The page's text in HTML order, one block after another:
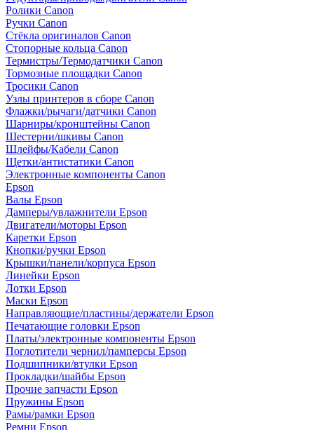
Ролики Canon
Ручки Canon
Стёкла оригиналов Canon
Стопорные кольца Canon
Термистры/Термодатчики Canon
Тормозные площадки Canon
Тросики Canon
Узлы принтеров в сборе Canon
Флажки/рычаги/датчики Canon
Шарниры/кронштейны Canon
Шестерни/шкивы Canon
Шлейфы/Кабели Canon
Щетки/антистатики Canon
Электронные компоненты Canon
Epson
Валы Epson
Дамперы/увлажнители Epson
Двигатели/моторы Epson
Каретки Epson
Кнопки/ручки Epson
Крышки/панели/корпуса Epson
Линейки Epson
Лотки Epson
Маски Epson
Направляющие/пластины/держатели Epson
Печатающие головки Epson
Платы/электронные компоненты Epson
Поглотители чернил/памперсы Epson
Подшипники/втулки Epson
Прокладки/шайбы Epson
Прочие запчасти Epson
Пружины Epson
Рамы/рамки Epson
Ремни Epson